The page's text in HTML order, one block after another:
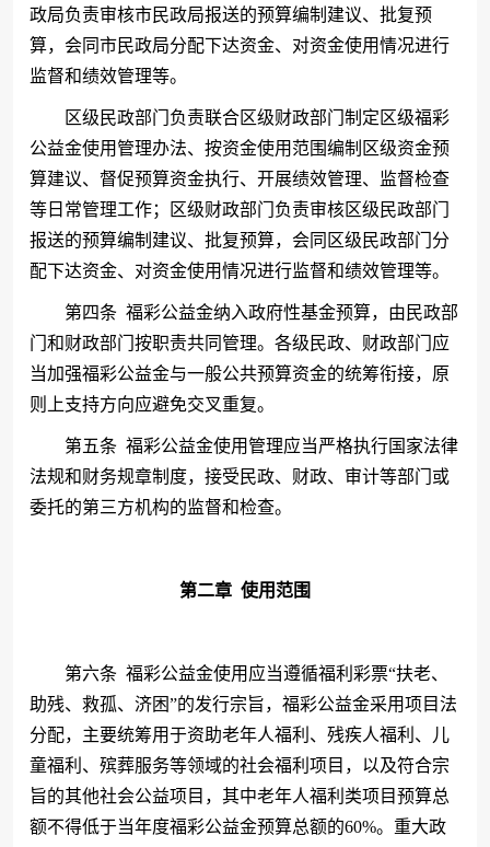
政局负责审核市民政局报送的预算编制建议、批复预
算，会同市民政局分配下达资金、对资金使用情况进行
监督和绩效管理等。
区级民政部门负责联合区级财政部门制定区级福彩
公益金使用管理办法、按资金使用范围编制区级资金预
算建议、督促预算资金执行、开展绩效管理、监督检查
等日常管理工作；区级财政部门负责审核区级民政部门
报送的预算编制建议、批复预算，会同区级民政部门分
配下达资金、对资金使用情况进行监督和绩效管理等。
第四条 福彩公益金纳入政府性基金预算，由民政部
门和财政部门按职责共同管理。各级民政、财政部门应
当加强福彩公益金与一般公共预算资金的统筹衔接，原
则上支持方向应避免交叉重复。
第五条 福彩公益金使用管理应当严格执行国家法律
法规和财务规章制度，接受民政、财政、审计等部门或
委托的第三方机构的监督和检查。
第二章 使用范围
第六条 福彩公益金使用应当遵循福利彩票“扶老、
助残、救孤、济困”的发行宗旨，福彩公益金采用项目法
分配，主要统筹用于资助老年人福利、残疾人福利、儿
童福利、殡葬服务等领域的社会福利项目，以及符合宗
旨的其他社会公益项目，其中老年人福利类项目预算总
额不得低于当年度福彩公益金预算总额的60%。重大政